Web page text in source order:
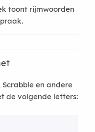
toont rijmwoorden
en andere
de volgende letters: